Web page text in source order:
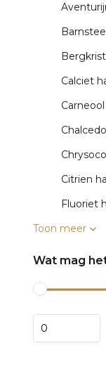
Calciet
Citrien
Fluoriet
Toon meer
Wat mag